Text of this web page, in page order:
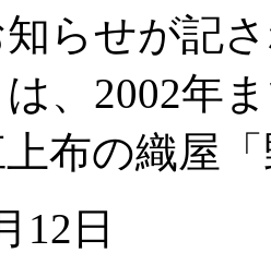
知らせが記
、2002年
上布の織屋
12日